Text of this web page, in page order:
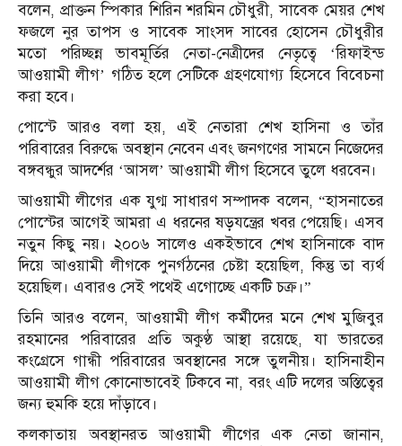
বলেন, প্রাক্তন স্পিকার শিরিন শরমিন চৌধুরী, সাবেক মেয়র শেখ
ফজলে নুর তাপস ও সাবেক সাংসদ সাবের হোসেন চৌধুরীর
মতো পরিচ্ছন্ন ভাবমূর্তির নেতা-নেত্রীদের নেতৃত্বে ‘রিফাইন্ড
আওয়ামী লীগ’ গঠিত হলে সেটিকে গ্রহণযোগ্য হিসেবে বিবেচনা
করা হবে।
পোস্টে আরও বলা হয়, এই নেতারা শেখ হাসিনা ও তাঁর
পরিবারের বিরুদ্ধে অবস্থান নেবেন এবং জনগণের সামনে নিজেদের
বঙ্গবন্ধুর আদর্শের ‘আসল’ আওয়ামী লীগ হিসেবে তুলে ধরবেন।
আওয়ামী লীগের এক যুগ্ম সাধারণ সম্পাদক বলেন, “হাসনাতের
পোস্টের আগেই আমরা এ ধরনের ষড়যন্ত্রের খবর পেয়েছি। এসব
নতুন কিছু নয়। ২০০৬ সালেও একইভাবে শেখ হাসিনাকে বাদ
দিয়ে আওয়ামী লীগকে পুনর্গঠনের চেষ্টা হয়েছিল, কিন্তু তা ব্যর্থ
হয়েছিল। এবারও সেই পথেই এগোচ্ছে একটি চক্র।”
তিনি আরও বলেন, আওয়ামী লীগ কর্মীদের মনে শেখ মুজিবুর
রহমানের পরিবারের প্রতি অকুণ্ঠ আস্থা রয়েছে, যা ভারতের
কংগ্রেসে গান্ধী পরিবারের অবস্থানের সঙ্গে তুলনীয়। হাসিনাহীন
আওয়ামী লীগ কোনোভাবেই টিকবে না, বরং এটি দলের অস্তিত্বের
জন্য হুমকি হয়ে দাঁড়াবে।
কলকাতায় অবস্থানরত আওয়ামী লীগের এক নেতা জানান,